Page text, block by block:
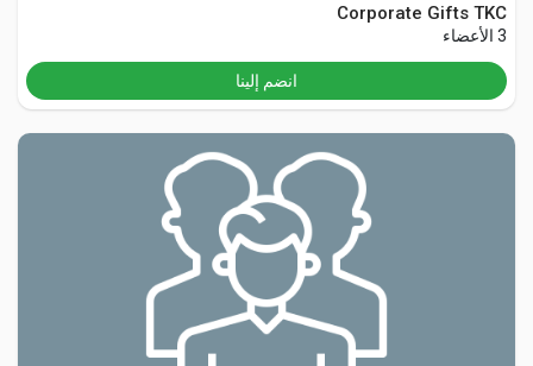
Corporate Gifts TKC
3 الأعضاء
انضم إلينا